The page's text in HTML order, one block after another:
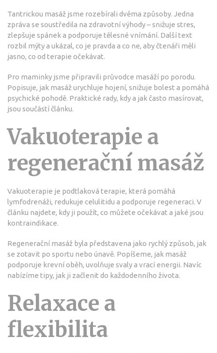
Tantrickou masáž jsme rozebírali dvěma způsoby. Jedna
zpráva se soustředila na zdravotní výhody – snižuje stres,
zlepšuje spánek a podporuje tělesné vnímání. Další text
rozbil mýty a ukázal, co je pravda a co ne, aby čtenáři měli
jasno, co od terapie očekávat.
Pro maminky jsme připravili průvodce masáží po porodu.
Popisuje, jak masáž urychluje hojení, snižuje bolest a pomáhá
psychické pohodě. Praktické rady, kdy a jak často masírovat,
jsou součástí článku.
Vakuoterapie a
regenerační masáž
Vakuoterapie je podtlaková terapie, která pomáhá
lymfodrenáži, redukuje celulitidu a podporuje regeneraci. V
článku najdete, kdy ji použít, co můžete očekávat a jaké jsou
kontraindikace.
Regenerační masáž byla představena jako rychlý způsob, jak
se zotavit po sportu nebo únavě. Popíšeme, jak masáž
podporuje krevní oběh, uvolňuje svaly a vrací energii. Navíc
nabízíme tipy, jak ji začlenit do každodenního života.
Relaxace a
flexibilita